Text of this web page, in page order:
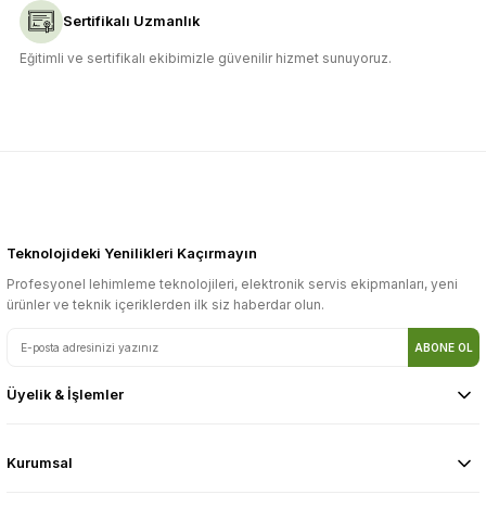
Sertifikalı Uzmanlık
Eğitimli ve sertifikalı ekibimizle güvenilir hizmet sunuyoruz.
Teknolojideki Yenilikleri Kaçırmayın
Profesyonel lehimleme teknolojileri, elektronik servis ekipmanları, yeni
ürünler ve teknik içeriklerden ilk siz haberdar olun.
ABONE OL
Üyelik & İşlemler
Kurumsal